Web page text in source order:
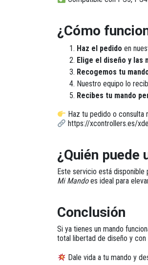
¿Cómo
Haz el pedido en
Elige el diseño y las
Recogemos tu
Nuestro equipo lo
Recibes tu mando
Haz tu pedido o consulta
https://xcontrollers.es/
¿Quién puede
Este servicio está disponible
Mi Mandoes ideal para
Conclusión
Si ya tienes un mando
total libertad de diseño y con
Dale vida a tu mando y